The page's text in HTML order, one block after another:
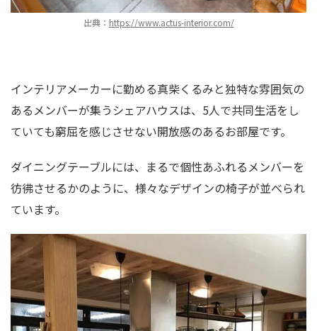
出典： https://www.actus-interior.com/
インテリアメーカーに勤める真柴くるみと独特な雰囲気の
あるメンバーが集うシェアハウスは、5人で共同生活をし
ていても窮屈を感じさせない開放感のあるお部屋です。
ダイニングテーブルには、まるで個性あふれるメンバーを
彷彿させるかのように、様々なデザインの椅子が並べられ
ています。